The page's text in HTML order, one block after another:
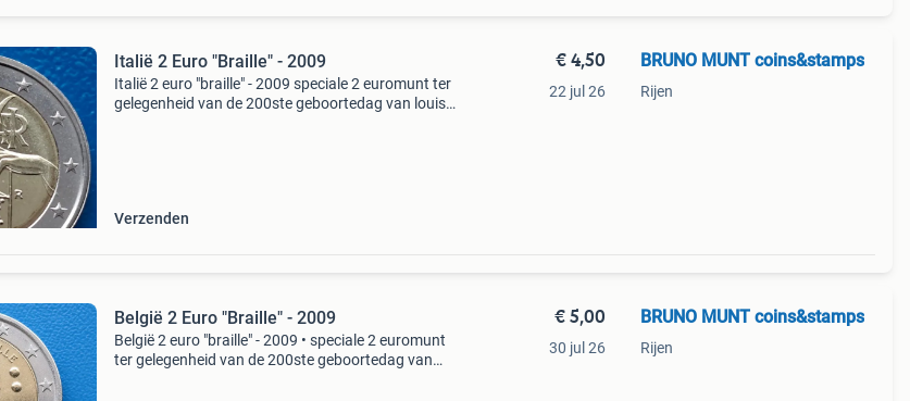
Italië 2 Euro "Braille" - 2009
Italië 2 euro "braille" - 2009 speciale 2 euromunt ter
gelegenheid van de 200ste geboortedag van louis
Verzenden
€ 4,50
22 jul 26
BRUNO MUNT coins&stamps
Rijen
België 2 Euro "Braille" - 2009
België 2 euro "braille" - 2009 • speciale 2 euromunt
ter gelegenheid van de 200ste geboortedag van
€ 5,00
30 jul 26
BRUNO MUNT coins&stamps
Rijen